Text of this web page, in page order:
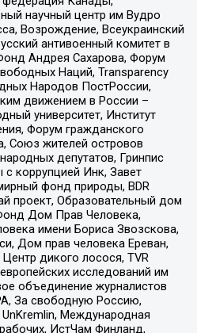
научный центр им Вудро
Возрождение, Всеукраинский
антивоенный комитет в
Андрея Сахарова, Форум
Наций, Transparеncy
Народов ПостРоссии,
движением в России –
университет, Институт
Форум гражданского
Союз жителей островов
депутатов, Гринпис
коррупцией Инк, Завет
фонд природы, BDR
проект, Образовательный дом
Дом Прав Человека,
имени Бориса Звозскова,
Дом прав человека Ереван,
дикого лосося, TVR
исследований им
объединение журналистов
За свободную Россию,
Международная
ИстЧам Финланд,